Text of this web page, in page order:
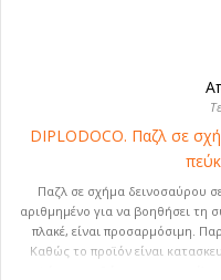
DIPLODOCO. Παζλ σε
Παζλ σε σχήμα δεινοσαύρου
αριθμημένο για να βοηθήσει τη
πλακέ, είναι προσαρμόσιμη.
Καθώς το προϊόν είναι